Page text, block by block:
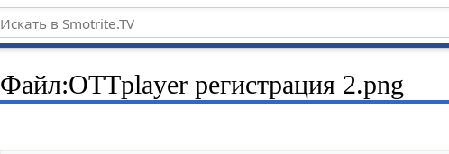
Файл:OTTplayer регистрация 2.png